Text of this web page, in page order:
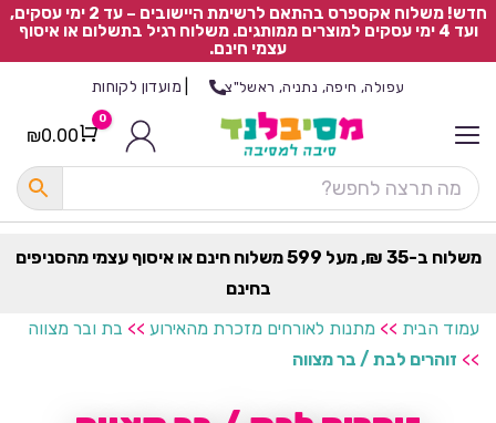
חדש! משלוח אקספרס בהתאם לרשימת היישובים – עד 2 ימי עסקים,
ועד 4 ימי עסקים למוצרים ממותגים. משלוח רגיל בתשלום או איסוף
עצמי חינם.
עפולה, חיפה, נתניה, ראשל"צ מועדון לקוחות
Cart
0
₪0.00
משלוח ב-35 ₪, מעל 599 משלוח חינם או איסוף עצמי מהסניפים
בחינם
עמוד הבית >> מתנות לאורחים מזכרת מהאירוע >> בת ובר מצווה
>> זוהרים לבת / בר מצווה